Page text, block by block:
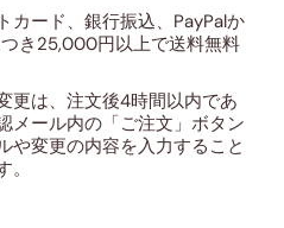
カード、銀行振込、PayPalか
き25,000円以上で送料無料
更は、注文後4時間以内であ
メール内の「ご注文」ボタン
や変更の内容を入力すること